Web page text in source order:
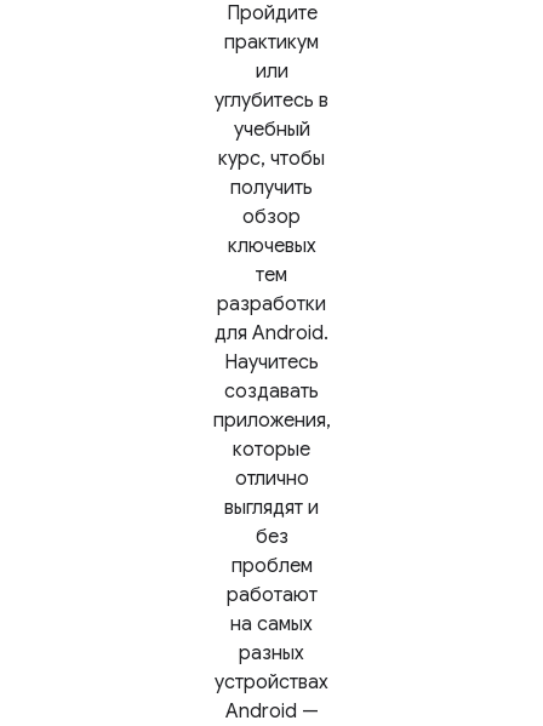
Пройдите
практикум
или
углубитесь в
учебный
курс, чтобы
получить
обзор
ключевых
тем
разработки
для Android.
Научитесь
создавать
приложения,
которые
отлично
выглядят и
без
проблем
работают
на самых
разных
устройствах
Android —